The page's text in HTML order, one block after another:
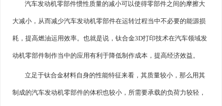
汽车发动机零部件惯性质量的减小可以使得零部件之间的摩擦大
大减小，从而减少汽车发动机零部件在运转过程当中不必要的能源损
耗，提高燃油运用效率。也就是说，钛合金3D打印技术在汽车领域发
动机零部件制作当中的应用有利于降低制作成本，提高经济效益。
立足于钛合金材料自身的性能特征来看，其质量较小，那么用其
制成的汽车发动机零部件的体积也较小，所需要承载的负荷力较轻，